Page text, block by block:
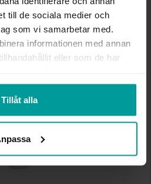
till de sociala medier och
som vi samarbetar med.
informationen med annan
eller som de har
Tillåt alla
produkter